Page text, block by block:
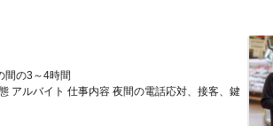
間の3～4時間
アルバイト 仕事内容 夜間の電話応対、接客、鍵